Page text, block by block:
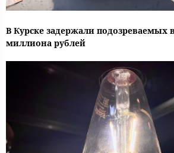
В Курске задержали подозреваемых
миллиона рублей